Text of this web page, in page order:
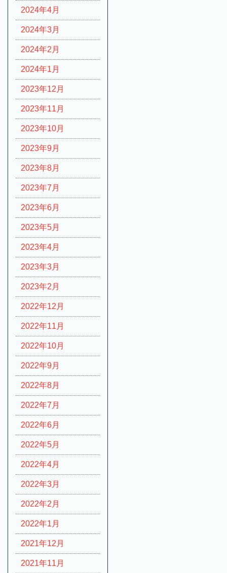
2024年4月
2024年3月
2024年2月
2024年1月
2023年12月
2023年11月
2023年10月
2023年9月
2023年8月
2023年7月
2023年6月
2023年5月
2023年4月
2023年3月
2023年2月
2022年12月
2022年11月
2022年10月
2022年9月
2022年8月
2022年7月
2022年6月
2022年5月
2022年4月
2022年3月
2022年2月
2022年1月
2021年12月
2021年11月